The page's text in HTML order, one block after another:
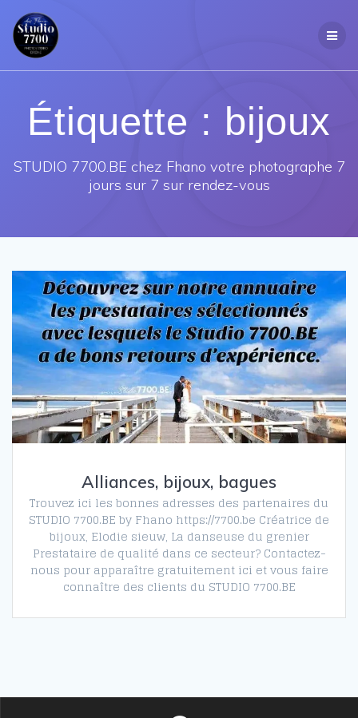
Étiquette : bijoux
STUDIO 7700.BE chez Fhano votre photographe 7
jours sur 7 sur rendez-vous
Alliances, bijoux, bagues
Trouvez ici les bonnes adresses des partenaires du
STUDIO 7700.BE by Fhano https://7700.be Créatrice de
bijoux, Elodie sieuw, La danseuse du grenier
Prestataire de qualité dans ce secteur? Contactez-
nous pour apparaître gratuitement ici et vous faire
connaître des clients du STUDIO 7700.BE